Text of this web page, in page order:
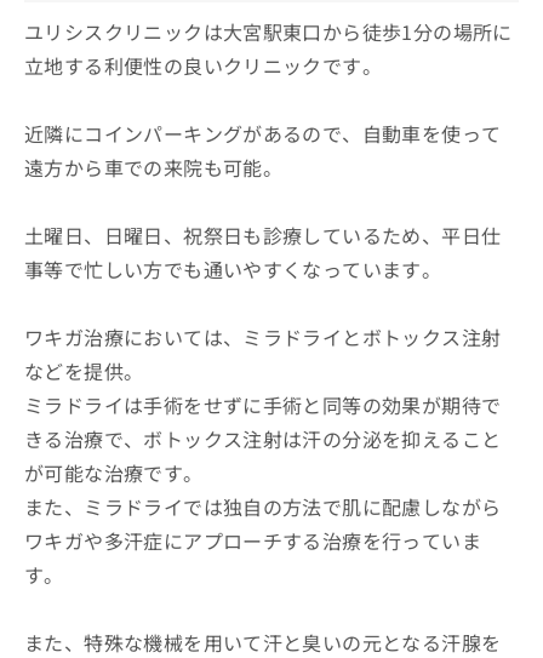
ユリシスクリニックは大宮駅東口から徒歩1分の場所に
立地する利便性の良いクリニックです。
近隣にコインパーキングがあるので、自動車を使って
遠方から車での来院も可能。
土曜日、日曜日、祝祭日も診療しているため、平日仕
事等で忙しい方でも通いやすくなっています。
ワキガ治療においては、ミラドライとボトックス注射
などを提供。
ミラドライは手術をせずに手術と同等の効果が期待で
きる治療で、ボトックス注射は汗の分泌を抑えること
が可能な治療です。
また、ミラドライでは独自の方法で肌に配慮しながら
ワキガや多汗症にアプローチする治療を行っていま
す。
また、特殊な機械を用いて汗と臭いの元となる汗腺を